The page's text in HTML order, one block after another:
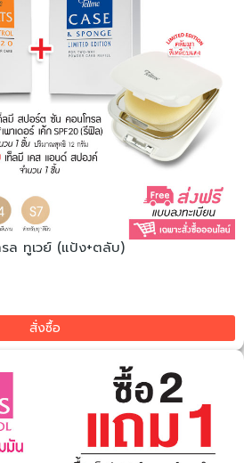
ล ทูเวย์ (แป้ง+ตลับ)
สั่งซื้อ